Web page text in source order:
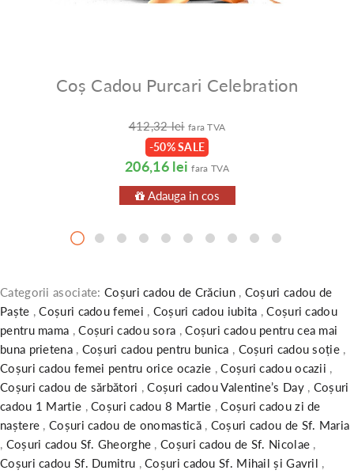
Coș Cadou Purcari Celebration
412,32 lei fara TVA
-50% SALE
206,16 lei fara TVA
Adauga in cos
Categorii asociate:Coșuri cadou de Crăciun , Coșuri cadou de
Paște ,Coșuri cadou femei , Coșuri cadou iubita ,Coșuri cadou
pentru mama ,Coșuri cadou sora ,Coșuri cadou pentru cea mai
buna prietena , Coșuri cadou pentru bunica , Coșuri cadou soție ,
Coșuri cadou femei pentru orice ocazie ,Coșuri cadou ocazii ,
Coșuri cadou de sărbători ,Coșuri cadou Valentine’s Day , Coșuri
cadou 1 Martie ,Coșuri cadou 8 Martie ,Coșuri cadou zi de
naștere ,Coșuri cadou de onomastică , Coșuri cadou de Sf. Maria
, Coșuri cadou Sf. Gheorghe ,Coșuri cadou de Sf. Nicolae ,
Coșuri cadou Sf. Dumitru ,Coșuri cadou Sf. Mihail și Gavril ,